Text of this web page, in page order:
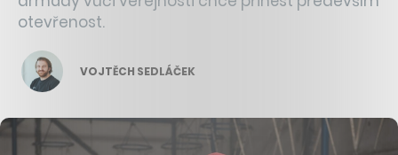
otevřenost.
VOJTĚCH SEDLÁČEK